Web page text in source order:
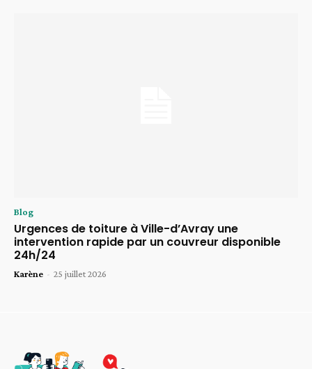
Blog
Urgences de toiture à Ville-d’Avray une
intervention rapide par un couvreur disponible
24h/24
Karène - 25 juillet 2026